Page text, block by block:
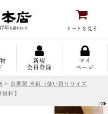
カートを見る
新規
会員登録
マイ
ページ
> 自家製 米糀（使い切りサイズ
料】